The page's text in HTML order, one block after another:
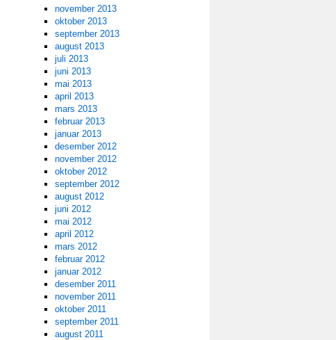
november 2013
oktober 2013
september 2013
august 2013
juli 2013
juni 2013
mai 2013
april 2013
mars 2013
februar 2013
januar 2013
desember 2012
november 2012
oktober 2012
september 2012
august 2012
juni 2012
mai 2012
april 2012
mars 2012
februar 2012
januar 2012
desember 2011
november 2011
oktober 2011
september 2011
august 2011